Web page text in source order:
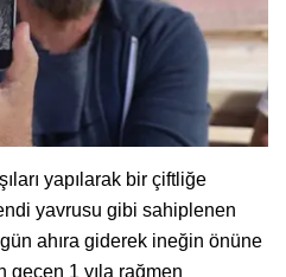
yapılarak bir çiftliğe
yavrusu gibi sahiplenen
ahıra giderek ineğin önüne
geçen 1 yıla rağmen